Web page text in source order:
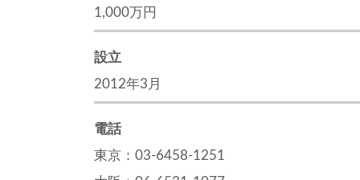
1,000万円
設立
2012年3月
電話
東京：03-6458-1251